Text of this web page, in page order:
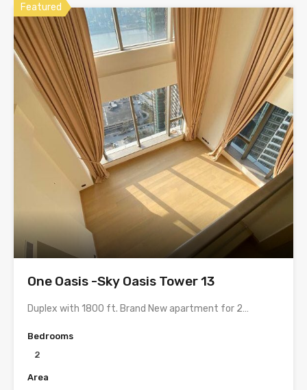
Featured
One Oasis -Sky Oasis Tower 13
Duplex with 1800 ft. Brand New apartment for 2…
Bedrooms
2
Area